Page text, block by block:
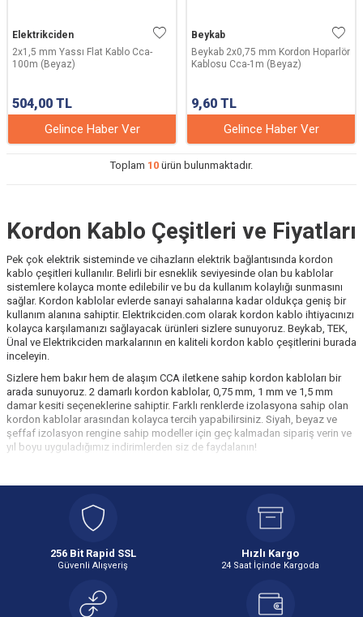
Elektrikciden
2x1,5 mm Yassı Flat Kablo Cca-
100m (Beyaz)
504,00 TL
Gelince Haber Ver
Beykab
Beykab 2x0,75 mm Kordon Hoparlör
Kablosu Cca-1m (Beyaz)
9,60 TL
Gelince Haber Ver
Toplam 10 ürün bulunmaktadır.
Kordon Kablo Çeşitleri ve Fiyatları
Pek çok elektrik sisteminde ve cihazların elektrik bağlantısında kordon
kablo çeşitleri kullanılır. Belirli bir esneklik seviyesinde olan bu kablolar
sistemlere kolayca monte edilebilir ve bu da kullanım kolaylığı sunmasını
sağlar. Kordon kablolar evlerde sanayi sahalarına kadar oldukça geniş bir
kullanım alanına sahiptir. Elektrikciden.com olarak kordon kablo ihtiyacınızı
kolayca karşılamanızı sağlayacak ürünleri sizlere sunuyoruz. Beykab, TEK,
Ünal ve Elektrikciden markalarının en kaliteli kordon kablo çeşitlerini burada
inceleyin.
Sizlere hem bakır hem de alaşım CCA iletkene sahip kordon kabloları bir
arada sunuyoruz. 2 damarlı kordon kablolar, 0,75 mm, 1 mm ve 1,5 mm
damar kesiti seçeneklerine sahiptir. Farklı renklerde izolasyona sahip olan
kordon kablolar arasından kolayca tercih yapabilirsiniz. Siyah, beyaz ve
şeffaf izolasyon rengine sahip modeller için geç kalmadan sipariş verin ve
yıl boyu uyguladığımız indirimlerden siz de faydalanın!
kısmında da izolasyon malzemesi bulunan bir enerji kablosu olarak
tanımlanabilir. Esnek bir yapıya sahip olması nedeniyle hareketli cihazların
edilir. Bu kabloların izolasyonunda kauçuk malzeme kullanılabildiği gibi
PVC malzeme de kullanılabilir. Kordon kablo özellikleri genellikle şu
Esnek bir yapıya sahip olurlar ve bu da montajının daha kolay yapılmasını
256 Bit Rapid SSL
Güvenli Alışveriş
Hızlı Kargo
24 Saat İçinde Kargoda